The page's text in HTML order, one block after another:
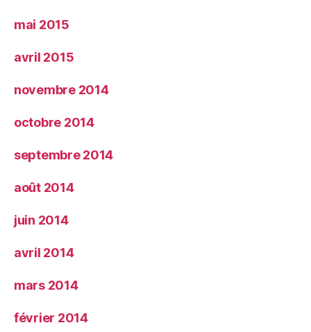
mai 2015
avril 2015
novembre 2014
octobre 2014
septembre 2014
août 2014
juin 2014
avril 2014
mars 2014
février 2014